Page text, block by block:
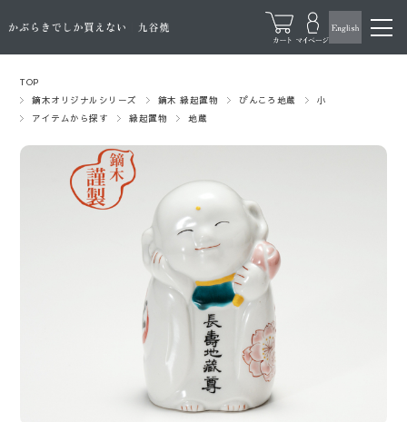
TOP
鏑木オリジナルシリーズ
鏑木 縁起置物 ぴんころ地蔵
小
アイテムから探す
縁起置物 地蔵